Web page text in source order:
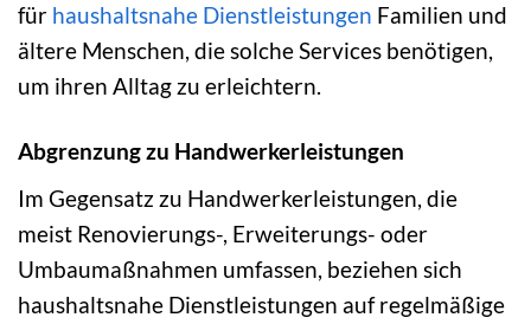
für haushaltsnahe Dienstleistungen Familien und
ältere Menschen, die solche Services benötigen,
um ihren Alltag zu erleichtern.
Abgrenzung zu Handwerkerleistungen
Im Gegensatz zu Handwerkerleistungen, die
meist Renovierungs-, Erweiterungs- oder
Umbaumaßnahmen umfassen, beziehen sich
haushaltsnahe Dienstleistungen auf regelmäßige